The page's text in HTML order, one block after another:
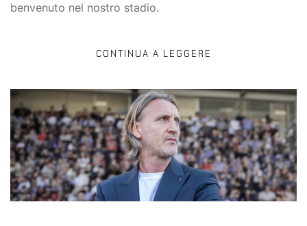
benvenuto nel nostro stadio.
CONTINUA A LEGGERE